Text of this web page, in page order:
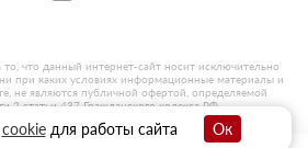
cookieдля работы сайта Ок